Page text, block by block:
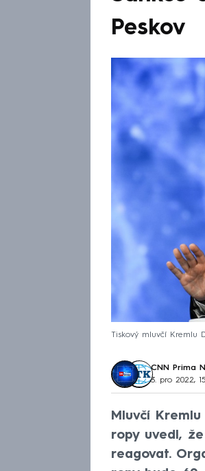
Peskov
Tiskový mluvčí Kremlu
CNN Prima
3. pro 2022,
Mluvčí
ropy uvedl,
reagovat.